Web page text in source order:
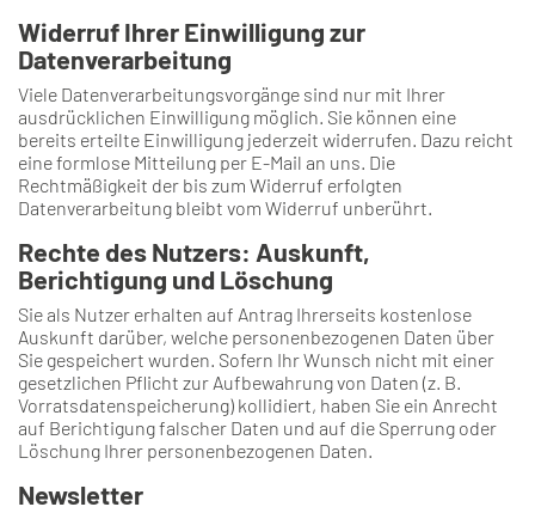
Widerruf Ihrer Einwilligung zur
Datenverarbeitung
Viele Datenverarbeitungsvorgänge sind nur mit Ihrer
ausdrücklichen Einwilligung möglich. Sie können eine
bereits erteilte Einwilligung jederzeit widerrufen. Dazu reicht
eine formlose Mitteilung per E-Mail an uns. Die
Rechtmäßigkeit der bis zum Widerruf erfolgten
Datenverarbeitung bleibt vom Widerruf unberührt.
Rechte des Nutzers: Auskunft,
Berichtigung und Löschung
Sie als Nutzer erhalten auf Antrag Ihrerseits kostenlose
Auskunft darüber, welche personenbezogenen Daten über
Sie gespeichert wurden. Sofern Ihr Wunsch nicht mit einer
gesetzlichen Pflicht zur Aufbewahrung von Daten (z. B.
Vorratsdatenspeicherung) kollidiert, haben Sie ein Anrecht
auf Berichtigung falscher Daten und auf die Sperrung oder
Löschung Ihrer personenbezogenen Daten.
Newsletter